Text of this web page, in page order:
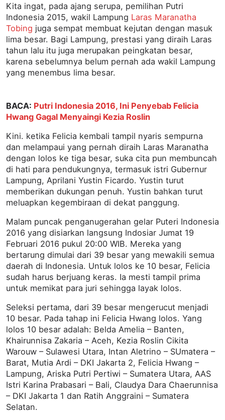
Kita ingat, pada ajang serupa, pemilihan Putri
Indonesia 2015, wakil Lampung Laras Maranatha
Tobing juga sempat membuat kejutan dengan masuk
lima besar. Bagi Lampung, prestasi yang diraih Laras
tahun lalu itu juga merupakan peingkatan besar,
karena sebelumnya belum pernah ada wakil Lampung
yang menembus lima besar.
BACA: Putri Indonesia 2016, Ini Penyebab Felicia
Hwang Gagal Menyaingi Kezia Roslin
Kini. ketika Felicia kembali tampil nyaris sempurna
dan melampaui yang pernah diraih Laras Maranatha
dengan lolos ke tiga besar, suka cita pun membuncah
di hati para pendukungnya, termasuk istri Gubernur
Lampung, Aprilani Yustin Ficardo. Yustin turut
memberikan dukungan penuh. Yustin bahkan turut
meluapkan kegembiraan di dekat panggung.
Malam puncak penganugerahan gelar Puteri Indonesia
2016 yang disiarkan langsung Indosiar Jumat 19
Februari 2016 pukul 20:00 WIB. Mereka yang
bertarung dimulai dari 39 besar yang mewakili semua
daerah di Indonesia. Untuk lolos ke 10 besar, Felicia
sudah harus berjuang keras. Ia mesti tampil prima
untuk memikat para juri sehingga layak lolos.
Seleksi pertama, dari 39 besar mengerucut menjadi
10 besar. Pada tahap ini Felicia Hwang lolos. Yang
lolos 10 besar adalah: Belda Amelia – Banten,
Khairunnisa Zakaria – Aceh, Kezia Roslin Cikita
Warouw – Sulawesi Utara, Intan Aletrino – SUmatera –
Barat, Mutia Ardi – DKI Jakarta 2, Felicia Hwang –
Lampung, Ariska Putri Pertiwi – Sumatera Utara, AAS
Istri Karina Prabasari – Bali, Claudya Dara Chaerunnisa
– DKI Jakarta 1 dan Ratih Anggraini – Sumatera
Selatan.